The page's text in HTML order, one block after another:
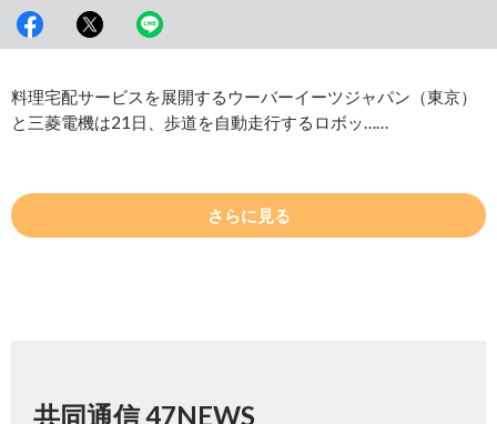
料理宅配サービスを展開するウーバーイーツジャパン（東京）
と三菱電機は21日、歩道を自動走行するロボッ……
さらに見る
共同通信 47NEWS